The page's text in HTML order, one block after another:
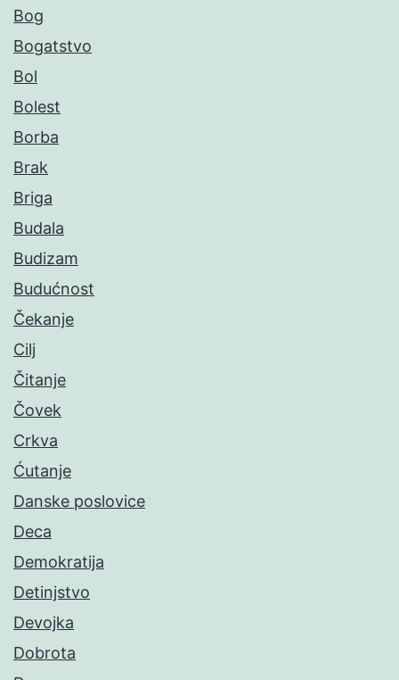
Bog
Bogatstvo
Bol
Bolest
Borba
Brak
Briga
Budala
Budizam
Budućnost
Čekanje
Cilj
Čitanje
Čovek
Crkva
Ćutanje
Danske poslovice
Deca
Demokratija
Detinjstvo
Devojka
Dobrota